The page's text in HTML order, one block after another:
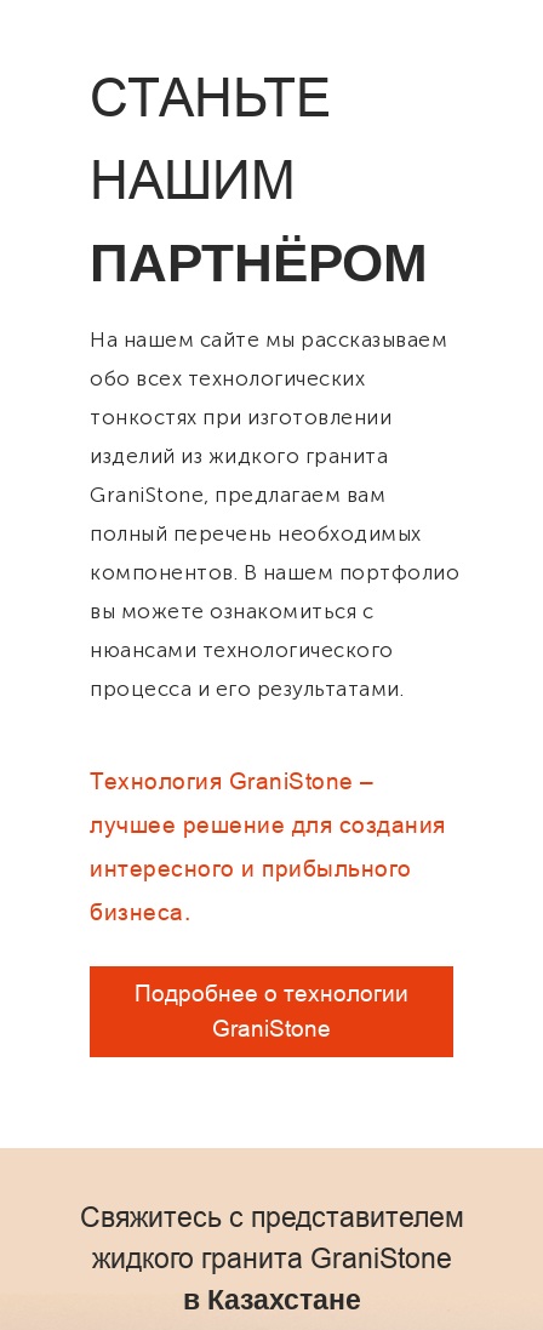
СТАНЬТЕ
НАШИМ
ПАРТНЁРОМ
На нашем сайте мы рассказываем
обо всех технологических
тонкостях при изготовлении
изделий из жидкого гранита
GraniStone, предлагаем вам
полный перечень необходимых
компонентов. В нашем портфолио
вы можете ознакомиться с
нюансами технологического
процесса и его результатами.
Технология GraniStone –
лучшее решение для создания
интересного и прибыльного
бизнеса.
Подробнее о технологии
GraniStone
Свяжитесь с представителем
жидкого гранита GraniStone
в Казахстане